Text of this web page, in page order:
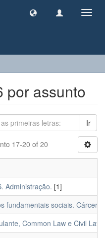
por assunto
Ir
17-20 of 20
Administração. [1]
fundamentais sociais. Cárcere.
Common Law e Civil Law.